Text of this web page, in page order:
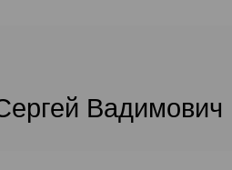
Вадимович